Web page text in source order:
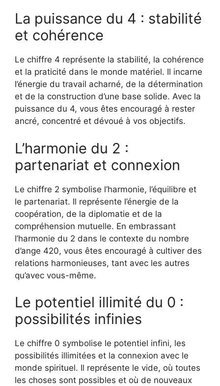
La puissance du 4 : stabilité
et cohérence
Le chiffre 4 représente la stabilité, la cohérence
et la praticité dans le monde matériel. Il incarne
l’énergie du travail acharné, de la détermination
et de la construction d’une base solide. Avec la
puissance du 4, vous êtes encouragé à rester
ancré, concentré et dévoué à vos objectifs.
L’harmonie du 2 :
partenariat et connexion
Le chiffre 2 symbolise l’harmonie, l’équilibre et
le partenariat. Il représente l’énergie de la
coopération, de la diplomatie et de la
compréhension mutuelle. En embrassant
l’harmonie du 2 dans le contexte du nombre
d’ange 420, vous êtes encouragé à cultiver des
relations harmonieuses, tant avec les autres
qu’avec vous-même.
Le potentiel illimité du 0 :
possibilités infinies
Le chiffre 0 symbolise le potentiel infini, les
possibilités illimitées et la connexion avec le
monde spirituel. Il représente le vide, où toutes
les choses sont possibles et où de nouveaux